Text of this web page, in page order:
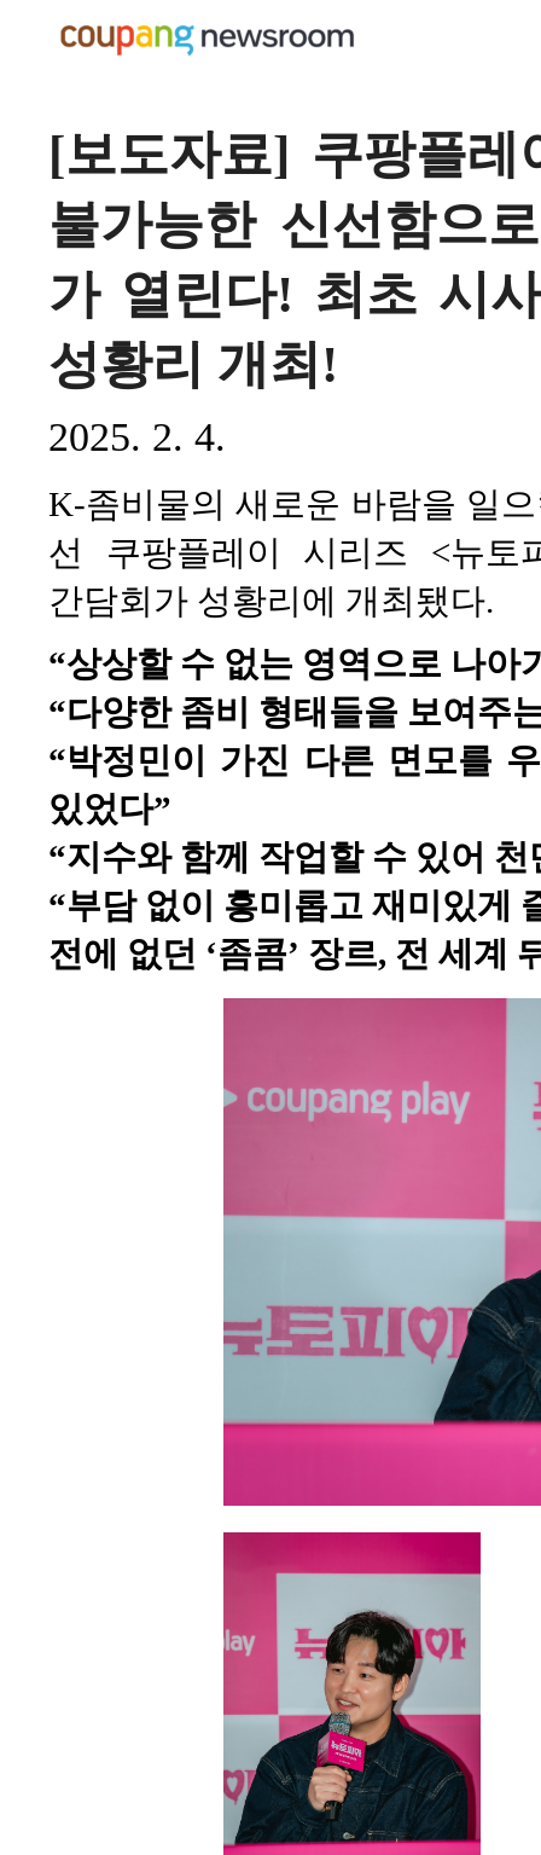
[보도자료] 쿠팡플레
불가능한 신선함으
가 열린다! 최초 시
성황리 개최!
2025. 2. 4.
K-좀비물의 새로운 바람을 일
선 쿠팡플레이 시리즈 <뉴
간담회가 성황리에 개최됐다.
“상상할 수 없는 영역으로 나아
“다양한 좀비 형태들을 보여주
“박정민이 가진 다른 면모를
있었다”
“지수와 함께 작업할 수 있어
“부담 없이 흥미롭고 재미있게
전에 없던 ‘좀콤’ 장르, 전 세계